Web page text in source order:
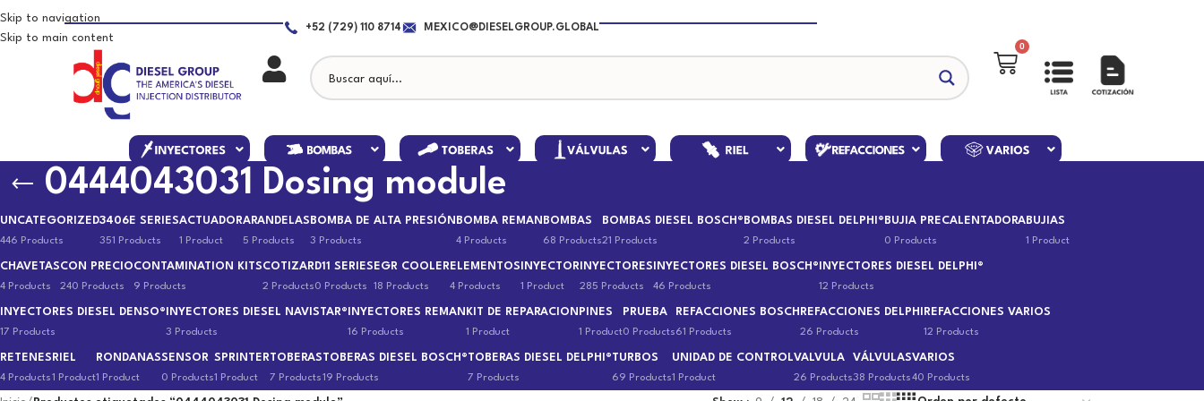
Skip to navigation
Skip to main content
+52 (729) 110 8714 MEXICO@DIESELGROUP.GLOBAL
0
0444043031 Dosing module
UNCATEGORIZED
446 Products
3406E SERIES
351 Products
ACTUADOR
1 Product
ARANDELAS
5 Products
BOMBA DE ALTA PRESIÓN
3 Products
BOMBA REMAN
4 Products
BOMBAS
68 Products
BOMBAS DIESEL BOSCH®
21 Products
BOMBAS DIESEL DELPHI®
2 Products
BUJIA PRECALENTADORA
0 Products
BUJIAS
1 Product
CHAVETAS
4 Products
CON PRECIO
240 Products
CONTAMINATION KITS
9 Products
COTIZAR
2 Products
D11 SERIES
0 Products
EGR COOLER
18 Products
ELEMENTOS
4 Products
INYECTOR
1 Product
INYECTORES
285 Products
INYECTORES DIESEL BOSCH®
46 Products
INYECTORES DIESEL DELPHI®
12 Products
INYECTORES DIESEL DENSO®
17 Products
INYECTORES DIESEL NAVISTAR®
3 Products
INYECTORES REMAN
16 Products
KIT DE REPARACION
1 Product
PINES
1 Product
PRUEBA
0 Products
REFACCIONES BOSCH
61 Products
REFACCIONES DELPHI
26 Products
REFACCIONES VARIOS
12 Products
RETENES
4 Products
RIEL
1 Product
RONDANAS
1 Product
SENSOR
0 Products
SPRINTER
1 Product
TOBERAS
7 Products
TOBERAS DIESEL BOSCH®
19 Products
TOBERAS DIESEL DELPHI®
7 Products
TURBOS
69 Products
UNIDAD DE CONTROL
1 Product
VALVULA
26 Products
VÁLVULAS
38 Products
VARIOS
40 Products